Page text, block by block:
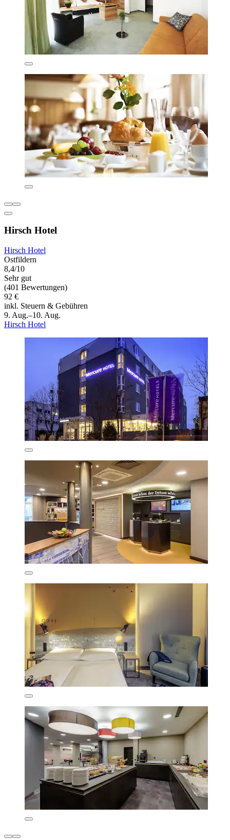
Hirsch Hotel
Hirsch Hotel
Ostfildern
8,4/10
Sehr gut
(401 Bewertungen)
92 €
inkl. Steuern & Gebühren
9. Aug.–10. Aug.
Hirsch Hotel